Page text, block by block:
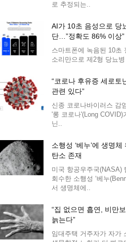
로 추정되는..
AI가 10초 음성으로 당
단…”정확도 86% 이상”
스마트폰에 녹음된 10초
소리만으로 제2형 당뇨
“코로나 후유증 세로토
관련 있다”
신종 코로나바이러스 감
'롱 코로나'(Long COVID)
닌..
소행성 ‘베누’에 생명체
탄소 존재
미국 항공우주국(NASA)
회수한 소행성 ‘베누
서 생명체에..
“집 없으면 흡연, 비만
늙는다”
임대주택 거주자가 자가